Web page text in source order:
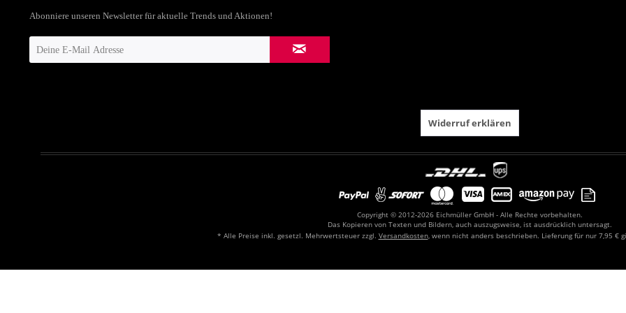
Abonniere unseren Newsletter für aktuelle Trends und Aktionen!
Widerruf erklären
Copyright © 2012-2026 Eichmüller GmbH - Alle Rechte vorbehalten.
Das Kopieren von Texten und Bildern, auch auszugsweise, ist ausdrücklich untersagt.
* Alle Preise inkl. gesetzl. Mehrwertsteuer zzgl. Versandkosten, wenn nicht anders beschrieben. Lieferung für nur 7,95 €